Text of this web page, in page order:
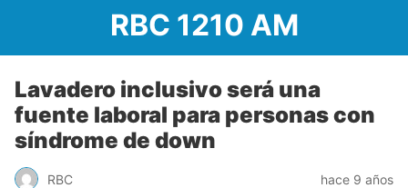
RBC 1210 AM
Lavadero inclusivo será una
fuente laboral para personas con
síndrome de down
RBC hace 9 años